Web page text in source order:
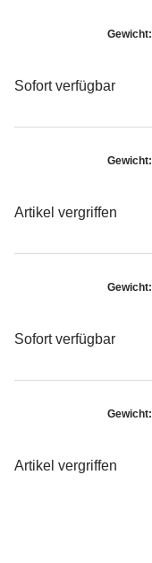
Gewicht:
Sofort verfügbar
Gewicht:
Artikel vergriffen
Gewicht:
Sofort verfügbar
Gewicht:
Artikel vergriffen